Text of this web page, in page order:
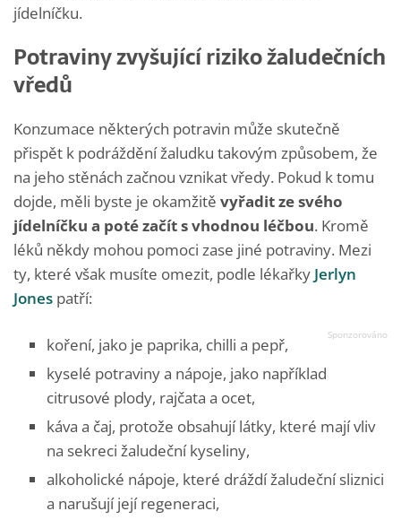
jídelníčku.
Potraviny zvyšující riziko žaludečních
vředů
Konzumace některých potravin může skutečně
přispět k podráždění žaludku takovým způsobem, že
na jeho stěnách začnou vznikat vředy. Pokud k tomu
dojde, měli byste je okamžitě vyřadit ze svého
jídelníčku a poté začít s vhodnou léčbou. Kromě
léků někdy mohou pomoci zase jiné potraviny. Mezi
ty, které však musíte omezit, podle lékařky Jerlyn
Jones patří:
koření, jako je paprika, chilli a pepř,
kyselé potraviny a nápoje, jako například
citrusové plody, rajčata a ocet,
káva a čaj, protože obsahují látky, které mají vliv
na sekreci žaludeční kyseliny,
alkoholické nápoje, které dráždí žaludeční sliznici
a narušují její regeneraci,